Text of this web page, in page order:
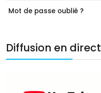
Mot de passe oublié ?
Diffusion en direct